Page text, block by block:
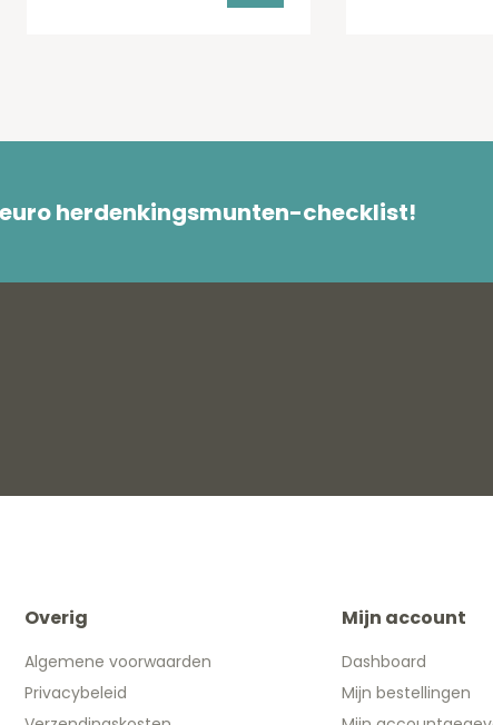
euro herdenkingsmunten-checklist!
Overig
Algemene voorwaarden
Privacybeleid
Mijn account
Dashboard
Mijn bestellingen